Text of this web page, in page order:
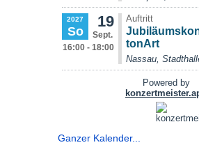
Ganzer Kalender...